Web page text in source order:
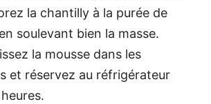
la chantilly à la purée de
soulevant bien la masse.
la mousse dans les
et réservez au réfrigérateur